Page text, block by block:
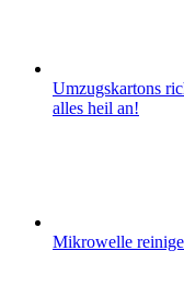
Umzugskartons
alles heil an!
Mikrowelle